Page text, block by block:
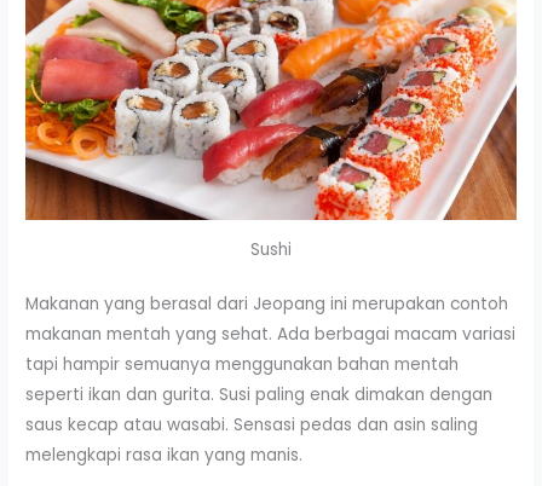
Sushi
Makanan yang berasal dari Jeopang ini merupakan contoh
makanan mentah yang sehat. Ada berbagai macam variasi
tapi hampir semuanya menggunakan bahan mentah
seperti ikan dan gurita. Susi paling enak dimakan dengan
saus kecap atau wasabi. Sensasi pedas dan asin saling
melengkapi rasa ikan yang manis.